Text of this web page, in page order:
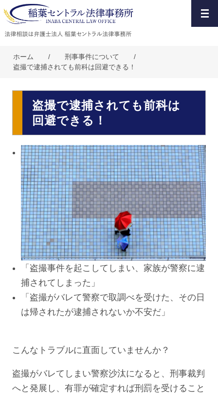
ホーム / 刑事事件について
/
盗撮で逮捕されても前科は回避できる！
盗撮で逮捕されても前科は
回避できる！
「盗撮事件を起こしてしまい、家族が警察に逮
捕されてしまった」
「盗撮がバレて警察で取調べを受けた、その日
は帰されたが逮捕されないか不安だ」
こんなトラブルに直面していませんか？
盗撮がバレてしまい警察沙汰になると、刑事裁判
へと発展し、有罪が確定すれば刑罰を受けること